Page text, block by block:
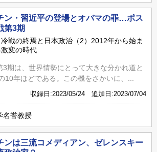
ン・習近平の登場とオバマの罪…ポス
第3期
戦の終焉と日本政治（2）2012年から始ま
変の時代
3期は、世界情勢にとって大きな分かれ道と
10年ほどである。この機をさかいに、...
収録日:2023/05/24 追加日:2023/07/04
名誉教授
ンは三流コメディアン、ゼレンスキー